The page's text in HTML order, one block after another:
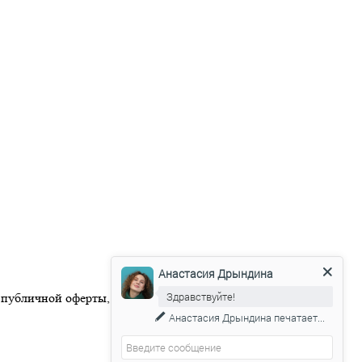
оферты, размещенной на официальном веб-сайте
Анастасия Дрындина
Здравствуйте!
Анастасия Дрындина печатает...